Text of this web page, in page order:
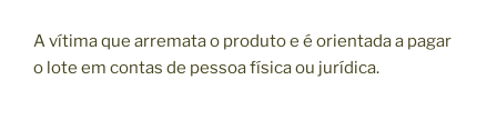
A vítima que arremata o produto e é orientada a pagar
o lote em contas de pessoa física ou jurídica.